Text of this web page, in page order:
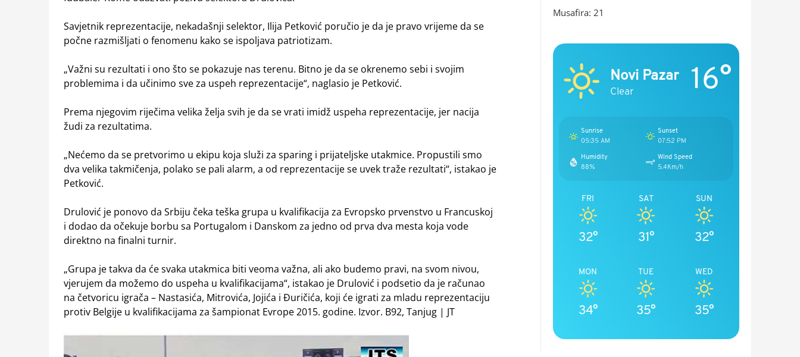
Savjetnik reprezentacije, nekadašnji selektor, Ilija Petković poručio je da je pravo vrijeme da se
počne razmišljati o fenomenu kako se ispoljava patriotizam.
„Važni su rezultati i ono što se pokazuje nas terenu. Bitno je da se okrenemo sebi i svojim
problemima i da učinimo sve za uspeh reprezentacije“, naglasio je Petković.
Prema njegovim riječima velika želja svih je da se vrati imidž uspeha reprezentacije, jer nacija
žudi za rezultatima.
„Nećemo da se pretvorimo u ekipu koja služi za sparing i prijateljske utakmice. Propustili smo
dva velika takmičenja, polako se pali alarm, a od reprezentacije se uvek traže rezultati“, istakao je
Petković.
Drulović je ponovo da Srbiju čeka teška grupa u kvalifikacija za Evropsko prvenstvo u Francuskoj
i dodao da očekuje borbu sa Portugalom i Danskom za jedno od prva dva mesta koja vode
direktno na finalni turnir.
„Grupa je takva da će svaka utakmica biti veoma važna, ali ako budemo pravi, na svom nivou,
vjerujem da možemo do uspeha u kvalifikacijama“, istakao je Drulović i podsetio da je računao
na četvoricu igrača – Nastasića, Mitrovića, Jojića i Đuričića, koji će igrati za mladu reprezentaciju
protiv Belgije u kvalifikacijama za šampionat Evrope 2015. godine. Izvor. B92, Tanjug | JT
Musafira: 21
Novi Pazar
Clear 16°
Sunrise
05:35 AM
Sunset
07:52 PM
Humidity
88%
Wind Speed
5.4Km/h
FRI
32°
SAT
31°
SUN
32°
MON
34°
TUE
35°
WED
35°